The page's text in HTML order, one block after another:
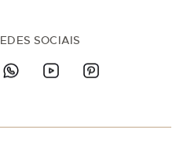
SOCIAIS